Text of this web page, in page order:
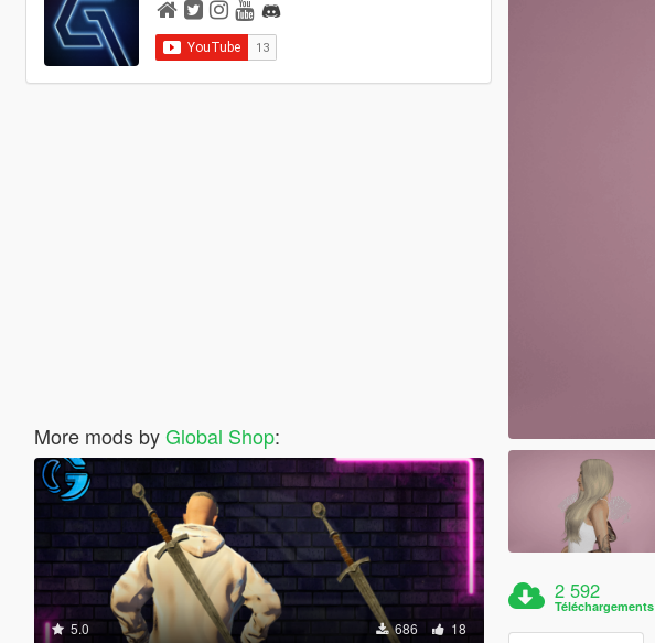
More mods byGlobal Shop:
5.0 686 18
2 592
Téléchargements